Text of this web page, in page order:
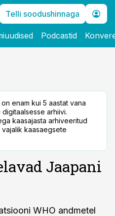
Telli soodushinnaga
Podcastid
enam kui 5 aastat vana
arhiivi.
kaasajasta arhiveeritud
kaasaegsete
Jaapani
WHO andmetel